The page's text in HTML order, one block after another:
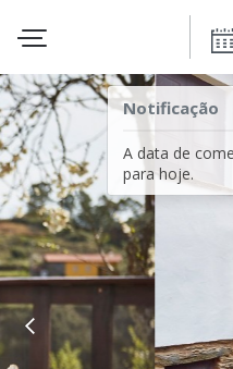
Notificação
A data de
para hoje.